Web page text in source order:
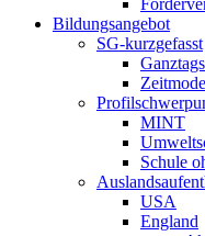
Bildungsangebot
SG-kurzgefasst
MINT
Schule
USA
England